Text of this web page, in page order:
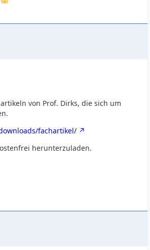
von Prof. Dirks, die sich um
fachartikel/
herunterzuladen.